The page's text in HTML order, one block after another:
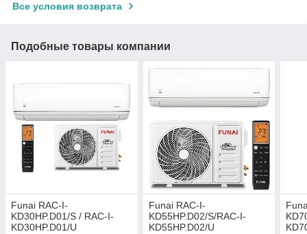
Все условия возврата
Подобные товары компании
Funai RAC-I-
KD30HP.D01/S / RAC-I-
KD30HP.D01/U
Funai RAC-I-
KD55HP.D02/S/RAC-I-
KD55HP.D02/U